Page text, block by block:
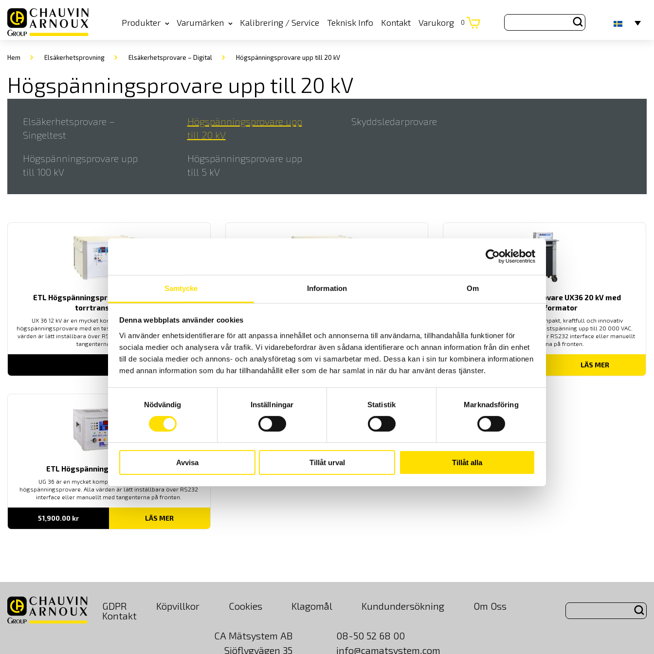
Samtycke Information Om
Denna webbplats använder cookies
Vi använder enhetsidentifierare för att anpassa innehållet och annonserna till användarna, tillhandahålla funktioner för
sociala medier och analysera vår trafik. Vi vidarebefordrar även sådana identifierare och annan information från din enhet
till de sociala medier och annons- och analysföretag som vi samarbetar med. Dessa kan i sin tur kombinera informationen
med annan information som du har tillhandahållit eller som de har samlat in när du har använt deras tjänster.
Nödvändig
Inställningar Statistik Marknadsföring
Avvisa Tillåt urval Tillåt alla
Produkter Varumärken Kalibrering / Service Teknisk Info Kontakt Varukorg 0
Hem Elsäkerhetsprovning Elsäkerhetsprovare – Digital Högspänningsprovare upp till 20 kV
Högspänningsprovare upp till 20 kV
Elsäkerhetsprovare –
Singeltest
Högspänningsprovare upp
till 100 kV
Högspänningsprovare upp
till 20 kV
Högspänningsprovare upp
till 5 kV
Skyddsledarprovare
ETL Högspänningsprovare UX36 12 kV med
torrtransformator
UX 36 12 kV är en mycket kompakt, kraftfull och innovativ
högspänningsprovare med en testspänning upp till 2 400 VAC. Alla
värden är lätt inställbara över RS232 interface eller manuellt med
tangenterna på fronten.
värden är lätt inställbara över RS232 interface eller manuellt med
tangenterna på fronten.
ETL Högspänningsprovare UX36 20 kV med
oljetransformator
UX 36 20 kV är en mycket kompakt, kraftfull och innovativ
högspänningsprovare med en testspänning upp till 20 000 VAC.
Alla värden är lätt inställbara över RS232 interface eller manuellt
med tangenterna på fronten.
LÄS MER
ETL Högspänningsprovare DC UG36
UG 36 är en mycket kompakt, kraftfull och innovativ
högspänningsprovare. Alla värden är lätt inställbara över RS232
interface eller manuellt med tangenterna på fronten.
51,900.00 kr LÄS MER
GDPR Köpvillkor Cookies Klagomål Kundundersökning
Om Oss
Kontakt
CA Mätsystem AB
Sjöflygvägen 35
08-50 52 68 00
info@camatsystem.com